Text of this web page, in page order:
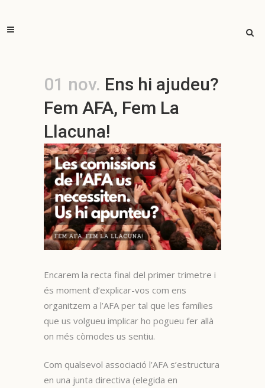
01 nov. Ens hi ajudeu?
Fem AFA, Fem La
Llacuna!
Encarem la recta final del primer trimetre i
és moment d’explicar-vos com ens
organitzem a l’AFA per tal que les famílies
que us volgueu implicar ho pogueu fer allà
on més còmodes us sentiu.
Com qualsevol associació l’AFA s’estructura
en una junta directiva (elegida en